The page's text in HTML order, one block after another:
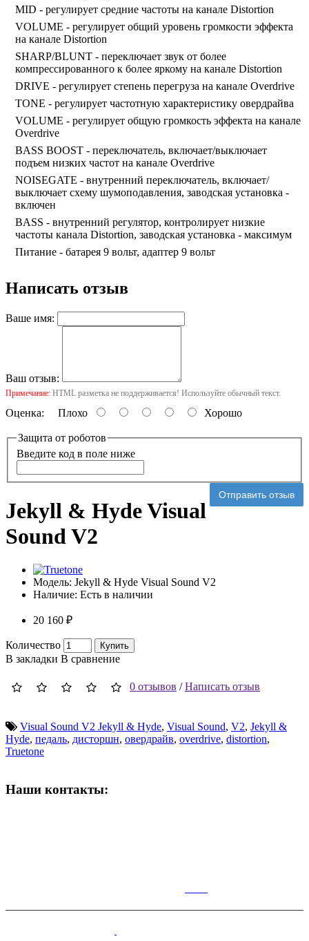
MID - регулирует средние частоты на канале Distortion
VOLUME - регулирует общий уровень громкости эффекта
на канале Distortion
SHARP/BLUNT - переключает звук от более
компрессированного к более яркому на канале Distortion
DRIVE - регулирует степень перегруза на канале Overdrive
TONE - регулирует частотную характеристику овердрайва
VOLUME - регулирует общую громкость эффекта на канале
Overdrive
BASS BOOST - переключатель, включает/выключает
подъем низких частот на канале Overdrive
NOISEGATE - внутренний переключатель, включает/
выключает схему шумоподавления, заводская установка -
включен
BASS - внутренний регулятор, контролирует низкие
частоты канала Distortion, заводская установка - максимум
Питание - батарея 9 вольт, адаптер 9 вольт
Написать отзыв
Ваше имя:
Ваш отзыв:
Примечание: HTML разметка не поддерживается! Используйте обычный текст.
Оценка: Плохо Хорошо
Защита от роботов
Введите код в поле ниже
Отправить отзыв
Jekyll & Hyde Visual
Sound V2
Модель: Jekyll & Hyde Visual Sound V2
Наличие: Есть в наличии
20 160 ₽
Количество Купить
В закладки В сравнение
0 отзывов /Написать отзыв
Visual Sound V2 Jekyll & Hyde, Visual Sound, V2, Jekyll &
Hyde, педаль, дисторшн, овердрайв, overdrive, distortion,
Truetone
Наши контакты: